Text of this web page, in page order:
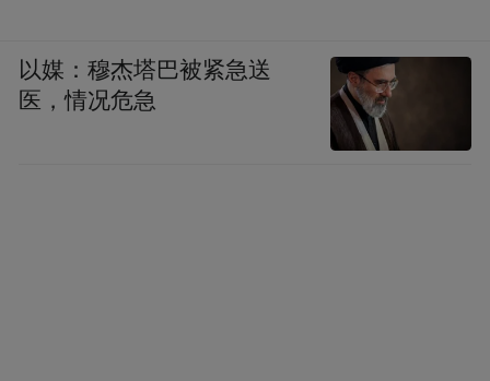
以媒：穆杰塔巴被紧急送
医，情况危急